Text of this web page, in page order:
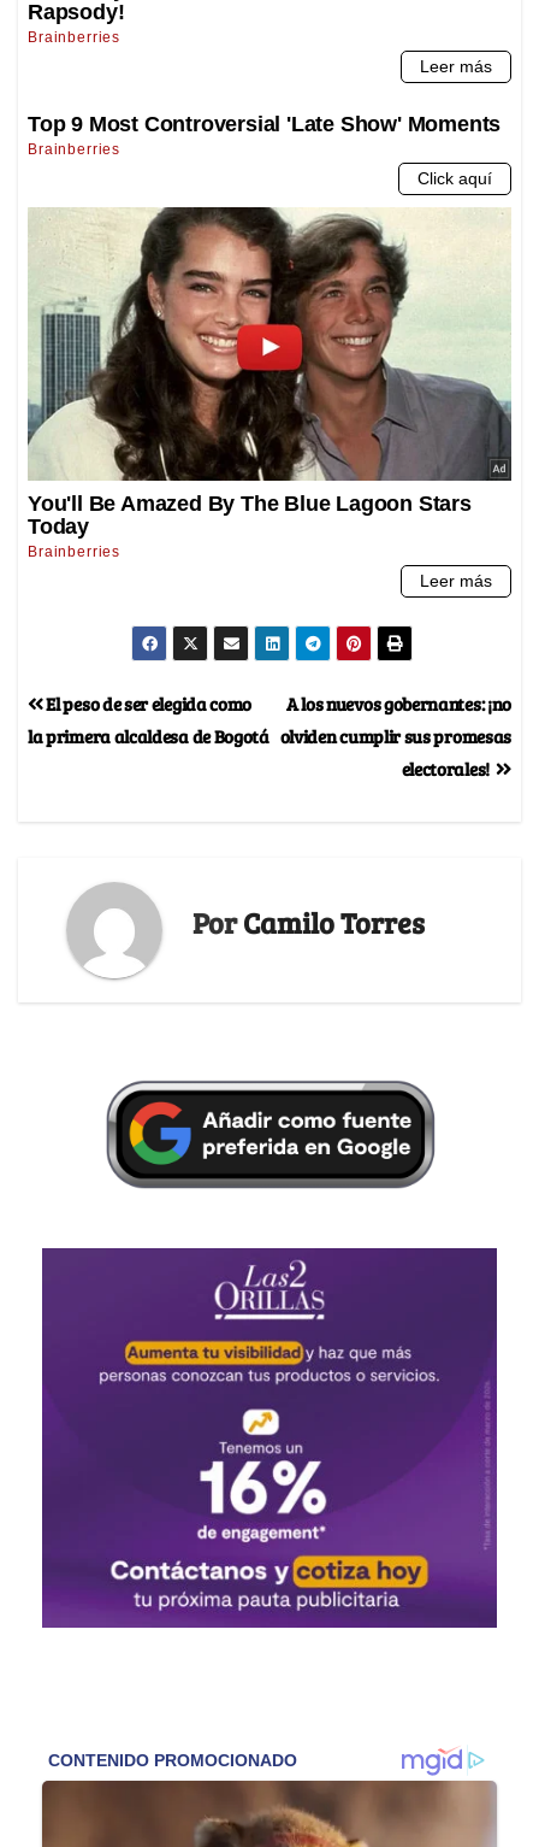
A los nuevos gobernantes: ¡no
olviden cumplir sus promesas
electorales!
El peso de ser elegida como
la primera alcaldesa de Bogotá
PorCamilo Torres